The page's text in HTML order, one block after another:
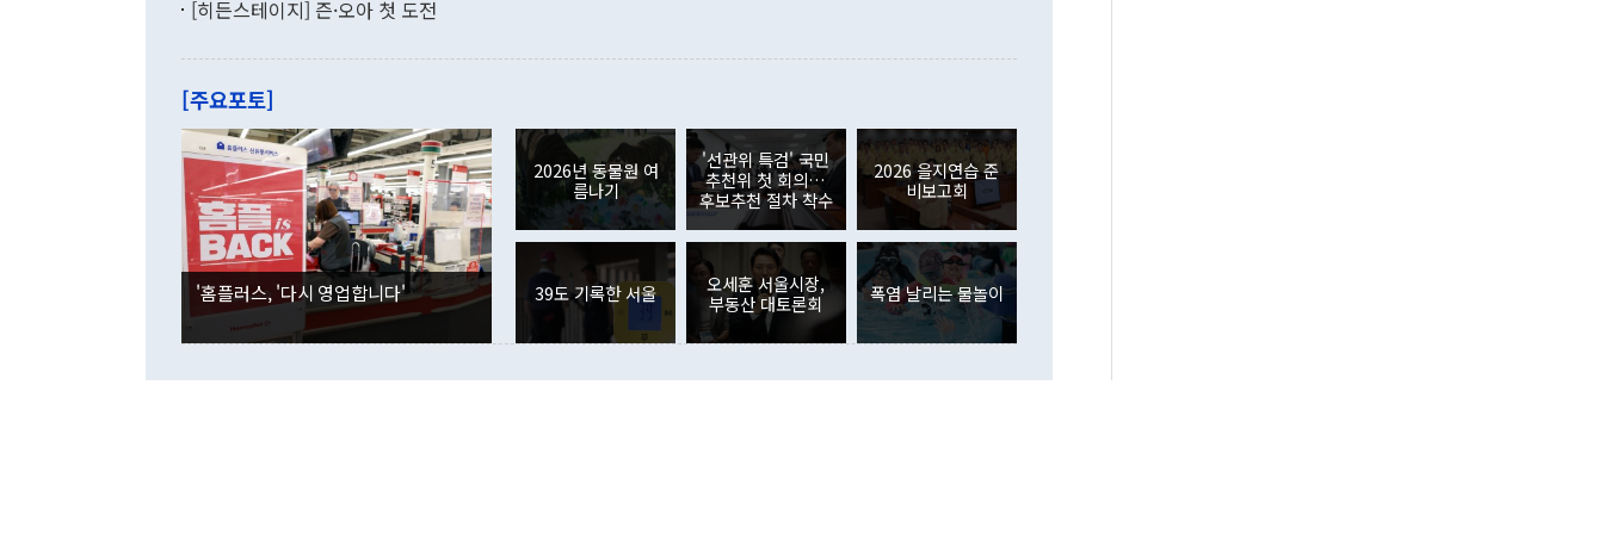
"우리의 선의대로 하는 게 과연 한반도의 평화와 안정에 플러스냐, 결론적
관은 업무보고 사후 브리핑에서 정 장관이 언급한 '4자 회담'에 대해 "이상
이 9월 러시아 블라디보스토크에서 열리는 '동방경제포럼(EEF)'을 언급하
며 "정부 차원에서 (참석을) 검토하고 있다"고 발언한 데 대해서도 조 장관
은 "그것은 외교부의 몫"이라며 "아직 거기까지 진도가 나가지 않았다"고
잘랐다. 정 장관이 이날 소개한 대북 구상과 설명은 정부 내 조율을 거치지
않았다는 점에서 문제가 있다. 특히 주적 표현 대체와 국호 사용, 9·19 군
사합의 복원, 4자회담 추진 등은 통일부 장관이 결정할 사안이 아니어서 월
권이라는 지적이 나오고 있다. 이 대통령은 정 장관의 업무보고를 듣고 난
뒤 "여기 업무보고에 발표했다고 승인난 건 아니다"라고 재차 확인했다. 정
부의 한 소식통은 "정 장관의 발언 내용은 대부분 국가안전보장회의(NSC)
를 거쳐 결정된 사안이 아닌 정 장관의 개인적 생각에 가깝다"며 "안보 관
련 부처 장관이 정부의 공식 정책이 아닌 사안을 추진하겠다고 업무보고를
하고 대통령의 면전에서 '국군통수권자가 나서야 한다'고 주장한 것은 심각
로 전환됐다. 본원소득수지는 배당소득을 중심으로 32억7000만달러 흑자
는 배당수입이 늘어난 데다 전월 분기배당에 따른 기저효과로 배당지급이
였던 올해 3월(369억9000만달러)을 넘어선 것이다. 직접투자에서는 내국
인의 해외투자가 80억1000만달러, 외국인의 국내투자가 46억3000만달러
각각 증가했다. 증권투자에서는 외국인의 국내 주식 매도세가 이어졌다. 외
국인의 국내 주식 투자는 차익실현 매도 등의 영향으로 316억1000만달러
감소하며 전월(-310억5000만달러)에 이어 역대 최대 순매도 기록을 다시
경신했다. 외국인의 국내 채권투자는 세계국채지수(WGBI) 자금 유입에도
분기 말 만기도래 영향으로 증가 폭이 줄어든 52억9000만달러를 기록했
다. 내국인의 해외 증권투자는 주식을 중심으로 35억6000만달러 증가했
다. eoyn2@newspim.com
[히든스테이지] 즌·오아 첫 도전
[주요포토]
'홈플러스, '다시 영업합니다'
2026년 동물원 여
름나기
'선관위 특검' 국민
추천위 첫 회의…
후보추천 절차 착수
2026 을지연습 준
비보고회
39도 기록한 서울
오세훈 서울시장,
부동산 대토론회
폭염 날리는 물놀이